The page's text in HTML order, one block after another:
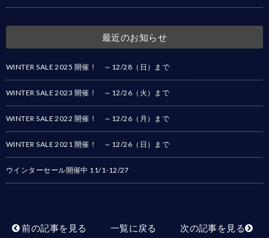
最近のお知らせ
WINTER SALE 2025 開催！ ～12/28（日）まで
WINTER SALE 2023 開催！ ～12/26（火）まで
WINTER SALE 2022 開催！ ～12/26（月）まで
WINTER SALE 2021 開催！ ～12/26（日）まで
ウインターセール開催中 11/1-12/27
前の記事を見る 一覧に戻る 次の記事を見る